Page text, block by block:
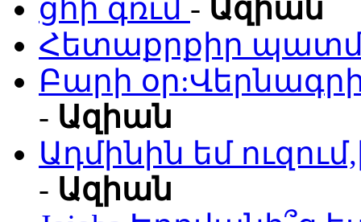
ցհի գռւմ - Ազիան
Հետաքրքիր
Բարի
- Ազիան
Ադմինին եմ
- Ազիան